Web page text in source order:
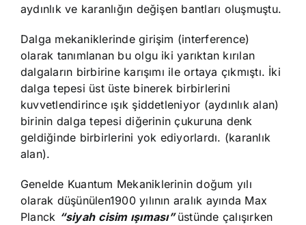
aydınlık ve karanlığın değişen bantları oluşmuştu.
Dalga mekaniklerinde girişim (interference)
olarak tanımlanan bu olgu iki yarıktan kırılan
dalgaların birbirine karışımı ile ortaya çıkmıştı. İki
dalga tepesi üst üste binerek birbirlerini
kuvvetlendirince ışık şiddetleniyor (aydınlık alan)
birinin dalga tepesi diğerinin çukuruna denk
geldiğinde birbirlerini yok ediyorlardı. (karanlık
alan).
Genelde Kuantum Mekaniklerinin doğum yılı
olarak düşünülen1900 yılının aralık ayında Max
Planck “siyah cisim ışıması”üstünde çalışırken